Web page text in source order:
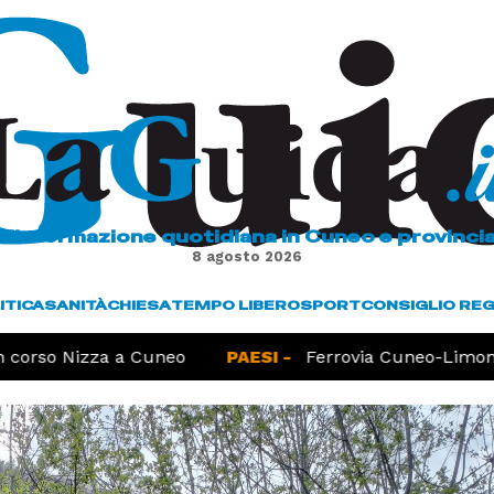
L'informazione quotidiana in Cuneo e
8 agosto 2026
SANITÀCHIESATEMPO LIBEROSPORTCONSIGLIO
Nizza a Cuneo PAESI - Ferrovia Cuneo-